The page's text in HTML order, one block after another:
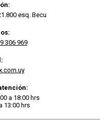
esq. Becu
306 969
a 18:00 hrs
13:00 hrs